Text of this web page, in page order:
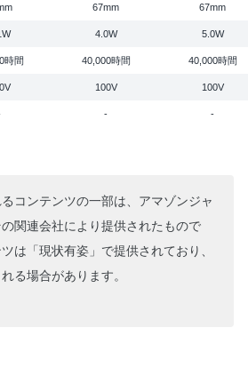
67mm 67mm
4.0W 5.0W
時間 40,000時間 40,000時間
100V 100V
- -
コンテンツの一部は、アマゾンジャ
関連会社により提供されたもので
は「現状有姿」で提供されており、
る場合があります。